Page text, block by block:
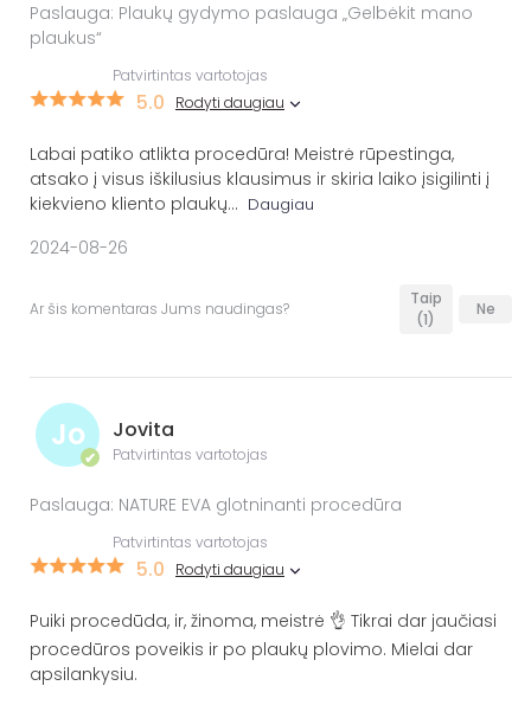
Paslauga: Plaukų gydymo paslauga „Gelbėkit mano
plaukus“
Patvirtintas vartotojas
5.0 Rodyti daugiau
Labai patiko atlikta procedūra! Meistrė rūpestinga,
atsako į visus iškilusius klausimus ir skiria laiko įsigilinti į
kiekvieno kliento plaukų... Daugiau
2024-08-26
Ar šis komentaras Jums naudingas?
Taip
(1)
Ne
Jo
✔
Jovita
Patvirtintas vartotojas
Paslauga: NATURE EVA glotninanti procedūra
Patvirtintas vartotojas
5.0 Rodyti daugiau
Puiki procedūda, ir, žinoma, meistrė 👌 Tikrai dar jaučiasi
procedūros poveikis ir po plaukų plovimo. Mielai dar
apsilankysiu.